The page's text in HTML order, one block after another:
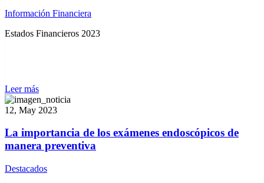
Información Financiera
Estados Financieros 2023
Leer más
12, May 2023
La importancia de los exámenes endoscópicos de
manera preventiva
Destacados